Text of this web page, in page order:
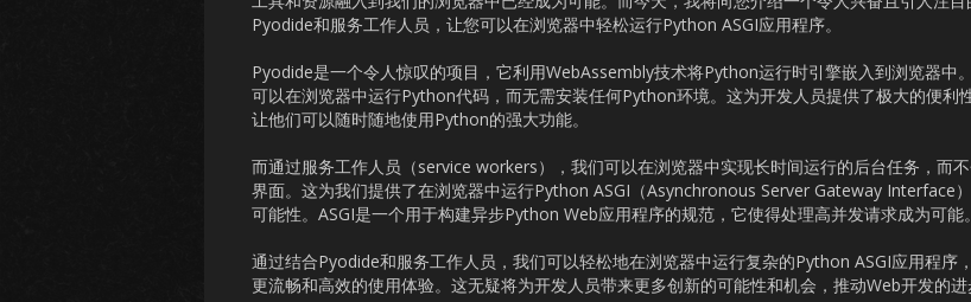
Pyodide和服务工作人员，让您可以在浏览器中轻松运行Python ASGI应用程序。
Pyodide是一个令人惊叹的项目，它利用WebAssembly技术将Python运行时引擎嵌入到浏览器中
可以在浏览器中运行Python代码，而无需安装任何Python环境。这为开发人员提供了极大的便利
让他们可以随时随地使用Python的强大功能。
而通过服务工作人员（service workers），我们可以在浏览器中实现长时间运行的后台任务，而
界面。这为我们提供了在浏览器中运行Python ASGI（Asynchronous Server Gateway Interface
可能性。ASGI是一个用于构建异步Python Web应用程序的规范，它使得处理高并发请求成为可能。
通过结合Pyodide和服务工作人员，我们可以轻松地在浏览器中运行复杂的Python ASGI应用程序
更流畅和高效的使用体验。这无疑将为开发人员带来更多创新的可能性和机会，推动Web开发的进